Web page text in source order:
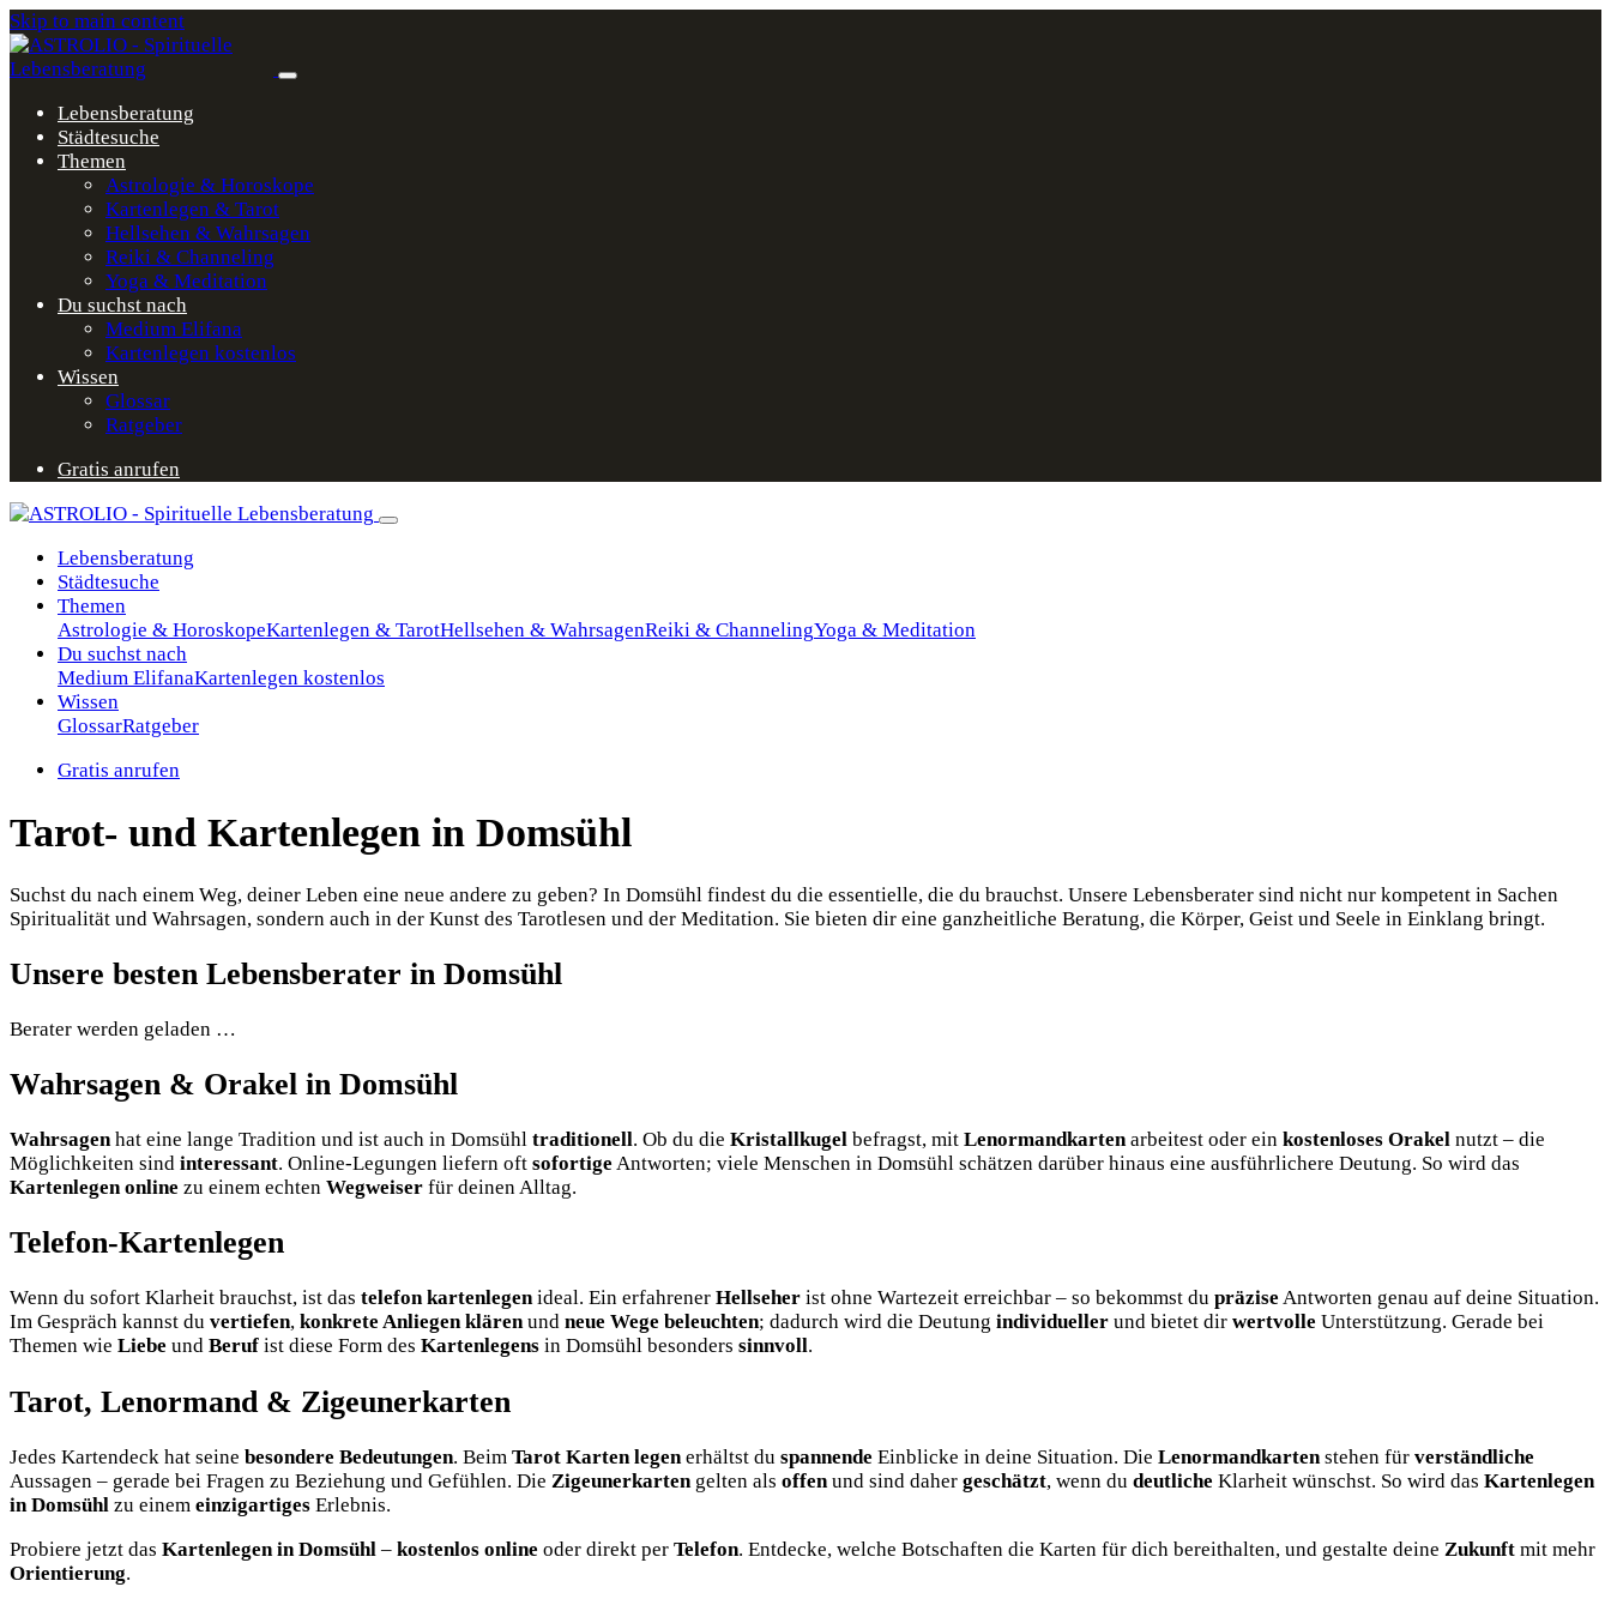
Skip to main content
Lebensberatung
Städtesuche
Themen
Astrologie & Horoskope
Kartenlegen & Tarot
Hellsehen & Wahrsagen
Reiki & Channeling
Yoga & Meditation
Du suchst nach
Medium Elifana
Kartenlegen kostenlos
Wissen
Glossar
Ratgeber
Gratis anrufen
Lebensberatung
Städtesuche
Themen
Astrologie & HoroskopeKartenlegen & TarotHellsehen & WahrsagenReiki & ChannelingYoga & Meditation
Du suchst nach
Medium ElifanaKartenlegen kostenlos
Wissen
GlossarRatgeber
Gratis anrufen
Tarot- und Kartenlegen in Domsühl
Suchst du nach einem Weg, deiner Leben eine neue andere zu geben? In Domsühl findest du die essentielle, die du brauchst. Unsere Lebensberater sind nicht nur kompetent in Sachen
Spiritualität und Wahrsagen, sondern auch in der Kunst des Tarotlesen und der Meditation. Sie bieten dir eine ganzheitliche Beratung, die Körper, Geist und Seele in Einklang bringt.
Unsere besten Lebensberater in Domsühl
Berater werden geladen …
Wahrsagen & Orakel in Domsühl
Wahrsagenhat eine lange Tradition und ist auch in Domsühl traditionell. Ob du die Kristallkugel befragst, mit Lenormandkartenarbeitest oder ein kostenloses Orakel nutzt – die
Möglichkeiten sind interessant. Online-Legungen liefern oft sofortige Antworten; viele Menschen in Domsühl schätzen darüber hinaus eine ausführlichere Deutung. So wird das
Kartenlegen online zu einem echten Wegweiser für deinen Alltag.
Telefon-Kartenlegen
Wenn du sofort Klarheit brauchst, ist das telefon kartenlegenideal. Ein erfahrener Hellseher ist ohne Wartezeit erreichbar – so bekommst du präzise Antworten genau auf deine Situation.
Im Gespräch kannst du vertiefen, konkrete Anliegen klärenund neue Wege beleuchten; dadurch wird die Deutung individueller und bietet dir wertvolle Unterstützung. Gerade bei
Themen wie Liebe und Beruf ist diese Form des Kartenlegens in Domsühl besonders sinnvoll.
Tarot, Lenormand & Zigeunerkarten
Jedes Kartendeck hat seine besondere Bedeutungen. Beim Tarot Karten legen erhältst du spannende Einblicke in deine Situation. Die Lenormandkarten stehen für verständliche
Aussagen – gerade bei Fragen zu Beziehung und Gefühlen. Die Zigeunerkarten gelten als offen und sind daher geschätzt, wenn du deutliche Klarheit wünschst. So wird das Kartenlegen
in Domsühl zu einem einzigartiges Erlebnis.
Probiere jetzt das Kartenlegen in Domsühl – kostenlos online oder direkt per Telefon. Entdecke, welche Botschaften die Karten für dich bereithalten, und gestalte deine Zukunft mit mehr
Orientierung.